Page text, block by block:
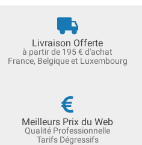
Livraison Offerte
à partir de 195 € d'achat
France, Belgique et Luxembourg
Meilleurs Prix du Web
Qualité Professionnelle
Tarifs Dégressifs